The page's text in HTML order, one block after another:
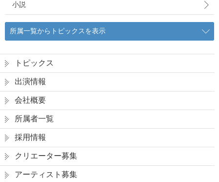
小説
所属一覧からトピックスを表示
トピックス
出演情報
会社概要
所属者一覧
採用情報
クリエーター募集
アーティスト募集